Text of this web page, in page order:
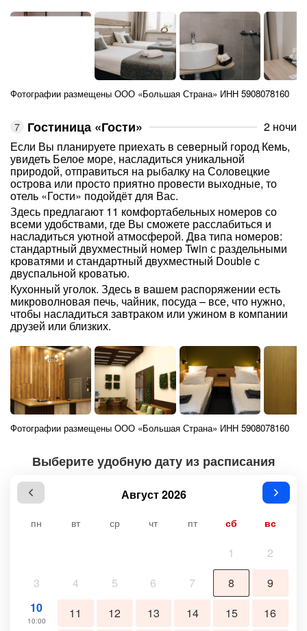
Фотографии размещены ООО «Большая Страна» ИНН 5908078160
Гостиница «Гости»
2 ночи
Если Вы планируете приехать в северный город Кемь,
увидеть Белое море, насладиться уникальной
природой, отправиться на рыбалку на Соловецкие
острова или просто приятно провести выходные, то
отель «Гости» подойдёт для Вас.
Здесь предлагают 11 комфортабельных номеров со
всеми удобствами, где Вы сможете расслабиться и
насладиться уютной атмосферой. Два типа номеров:
стандартный двухместный номер Twin с раздельными
кроватями и стандартный двухместный Double с
двуспальной кроватью.
Кухонный уголок. Здесь в вашем распоряжении есть
микроволновая печь, чайник, посуда – все, что нужно,
чтобы насладиться завтраком или ужином в компании
друзей или близких.
Фотографии размещены ООО «Большая Страна» ИНН 5908078160
Выберите удобную дату из расписания
Август 2026
пн вт ср чт пт сб вс
1
2
3
4 5 6 7 8
9
10
10:00 11 12 13 14 15
16